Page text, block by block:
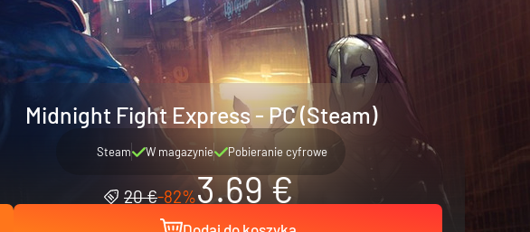
Midnight Fight Express - PC (Steam)
Steam W magazynie Pobieranie cyfrowe
20 €-82%3.69 €